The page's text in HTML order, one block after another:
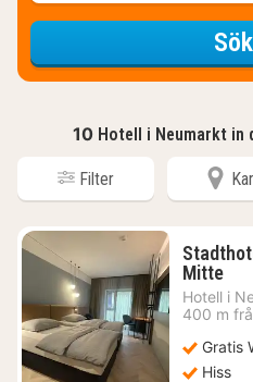
Sök
10 Hotell i Neumarkt in
Filter
Mitte1
natt
kr.
Hotell i
400 m
Gratis
Hiss